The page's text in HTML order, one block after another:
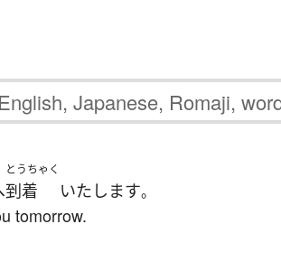
とうちゃく
到着 いたします。
tomorrow.